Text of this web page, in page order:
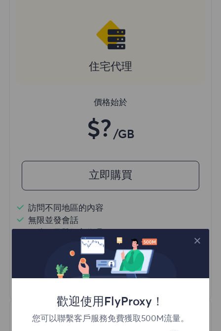
住宅代理
價格始於
$? /GB
立即購買
訪問不同地區的內容
無限並發會話
HTTP(S)/SOCKS5
歡迎使用FlyProxy！
您可以聯繫客戶服務免費獲取500M流量。